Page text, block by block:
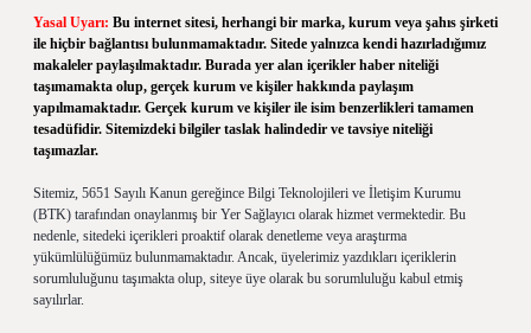
Yasal Uyarı: Bu internet sitesi, herhangi bir marka, kurum veya şahıs şirketi
ile hiçbir bağlantısı bulunmamaktadır. Sitede yalnızca kendi hazırladığımız
makaleler paylaşılmaktadır. Burada yer alan içerikler haber niteliği
taşımamakta olup, gerçek kurum ve kişiler hakkında paylaşım
yapılmamaktadır. Gerçek kurum ve kişiler ile isim benzerlikleri tamamen
tesadüfidir. Sitemizdeki bilgiler taslak halindedir ve tavsiye niteliği
taşımazlar.
Sitemiz, 5651 Sayılı Kanun gereğince Bilgi Teknolojileri ve İletişim Kurumu
(BTK) tarafından onaylanmış bir Yer Sağlayıcı olarak hizmet vermektedir. Bu
nedenle, sitedeki içerikleri proaktif olarak denetleme veya araştırma
yükümlülüğümüz bulunmamaktadır. Ancak, üyelerimiz yazdıkları içeriklerin
sorumluluğunu taşımakta olup, siteye üye olarak bu sorumluluğu kabul etmiş
sayılırlar.